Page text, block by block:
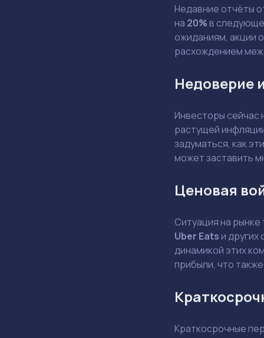
Недавние отчёты
на 20% в
ожиданиям, акции
расхождением
Недоверие
Инвесторы сейчас
растущей
задуматься, как
может заставить
Ценовая
Ситуация на
Uber Eats и
динамикой этих
прибыли, что
Краткосрочные